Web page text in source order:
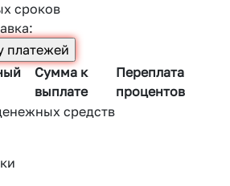
сроков
Сумма к
выплате
Переплата
процентов
средств